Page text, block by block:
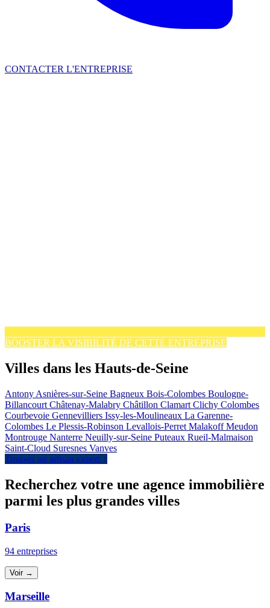
CONTACTER L'ENTREPRISE
BOOSTER LA VISIBILITÉ DE CETTE ENTREPRISE
Villes dans les Hauts-de-Seine
Antony Asnières-sur-Seine Bagneux Bois-Colombes Boulogne-
Billancourt Châtenay-Malabry Châtillon Clamart Clichy Colombes
Courbevoie Gennevilliers Issy-les-Moulineaux La Garenne-
Colombes Le Plessis-Robinson Levallois-Perret MalakoffMeudon
Montrouge Nanterre Neuilly-sur-Seine Puteaux Rueil-Malmaison
Saint-Cloud Suresnes Vanves
Trouver un artisan expert ↑
Recherchez votre une agence immobilière
parmi les plus grandes villes
Paris
94 entreprises
Voir →
Marseille